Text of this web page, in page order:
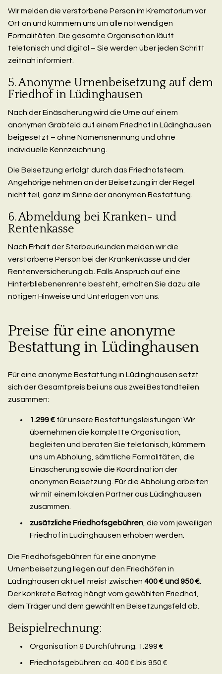
Wir melden die verstorbene Person im Krematorium vor
Ort an und kümmern uns um alle notwendigen
Formalitäten. Die gesamte Organisation läuft
telefonisch und digital – Sie werden über jeden Schritt
zeitnah informiert.
5. Anonyme Urnenbeisetzung auf dem
Friedhof in Lüdinghausen
Nach der Einäscherung wird die Urne auf einem
anonymen Grabfeld auf einem Friedhof in Lüdinghausen
beigesetzt – ohne Namensnennung und ohne
individuelle Kennzeichnung.
Die Beisetzung erfolgt durch das Friedhofsteam.
Angehörige nehmen an der Beisetzung in der Regel
nicht teil, ganz im Sinne der anonymen Bestattung.
6. Abmeldung bei Kranken- und
Rentenkasse
Nach Erhalt der Sterbeurkunden melden wir die
verstorbene Person bei der Krankenkasse und der
Rentenversicherung ab. Falls Anspruch auf eine
Hinterbliebenenrente besteht, erhalten Sie dazu alle
nötigen Hinweise und Unterlagen von uns.
Preise für eine anonyme
Bestattung in Lüdinghausen
Für eine anonyme Bestattung in Lüdinghausen setzt
sich der Gesamtpreis bei uns aus zwei Bestandteilen
zusammen:
1.299 € für unsere Bestattungsleistungen: Wir
übernehmen die komplette Organisation,
begleiten und beraten Sie telefonisch, kümmern
uns um Abholung, sämtliche Formalitäten, die
Einäscherung sowie die Koordination der
anonymen Beisetzung. Für die Abholung arbeiten
wir mit einem lokalen Partner aus Lüdinghausen
zusammen.
zusätzliche Friedhofsgebühren , die vom jeweiligen
Friedhof in Lüdinghausen erhoben werden.
Die Friedhofsgebühren für eine anonyme
Urnenbeisetzung liegen auf den Friedhöfen in
Lüdinghausen aktuell meist zwischen 400 € und 950 €
Der konkrete Betrag hängt vom gewählten Friedhof,
dem Träger und dem gewählten Beisetzungsfeld ab.
Beispielrechnung:
Organisation & Durchführung: 1.299 €
Friedhofsgebühren: ca. 400 € bis 950 €